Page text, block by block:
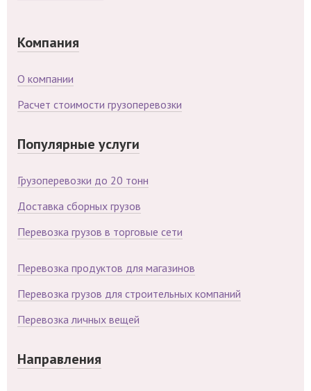
Компания
О компании
Расчет стоимости грузоперевозки
Популярные услуги
Грузоперевозки до 20 тонн
Доставка сборных грузов
Перевозка грузов в торговые сети
Перевозка продуктов для магазинов
Перевозка грузов для строительных компаний
Перевозка личных вещей
Направления